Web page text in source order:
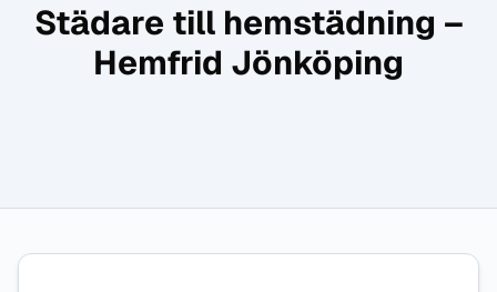
Städare till hemstädning –
Hemfrid Jönköping